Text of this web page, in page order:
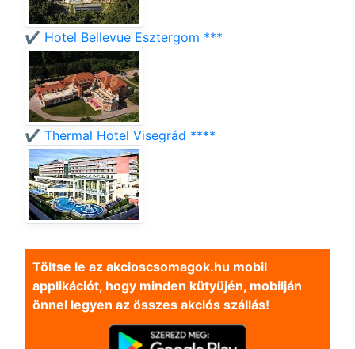
✔️ Hotel Bellevue Esztergom ***
✔️ Thermal Hotel Visegrád ****
Töltse le az akcioscsomagok.hu mobil
applikációt, hogy minden kütyüjén, mobilján
önnel legyen az összes akciós szállás!